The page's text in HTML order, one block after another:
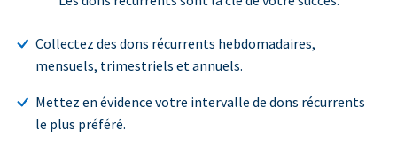
Collectez des dons récurrents hebdomadaires,
mensuels, trimestriels et annuels.
Mettez en évidence votre intervalle de dons récurrents
le plus préféré.